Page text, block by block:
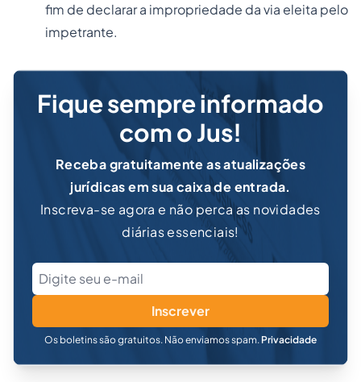
fim de declarar a impropriedade da via eleita pelo
impetrante.
Fique sempre informado
com o Jus!
Receba gratuitamente as atualizações
jurídicas em sua caixa de entrada.
Inscreva-se agora e não perca as novidades
diárias essenciais!
Inscrever
Os boletins são gratuitos. Não enviamos spam. Privacidade